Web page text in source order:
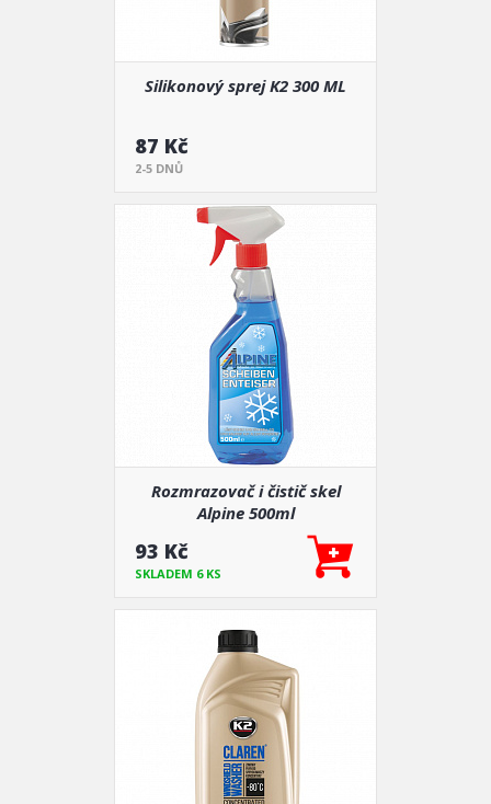
Silikonový sprej K2 300 ML
87 Kč
2-5 DNŮ
Rozmrazovač i čistič skel
Alpine 500ml
93 Kč
SKLADEM 6 KS